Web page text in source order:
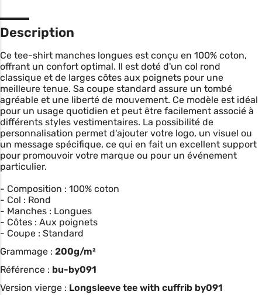
Description
Ce tee-shirt manches longues est conçu en 100% coton,
offrant un confort optimal. Il est doté d'un col rond
classique et de larges côtes aux poignets pour une
meilleure tenue. Sa coupe standard assure un tombé
agréable et une liberté de mouvement. Ce modèle est idéal
pour un usage quotidien et peut être facilement associé à
différents styles vestimentaires. La possibilité de
personnalisation permet d'ajouter votre logo, un visuel ou
un message spécifique, ce qui en fait un excellent support
pour promouvoir votre marque ou pour un événement
particulier.
- Composition : 100% coton
- Col : Rond
- Manches : Longues
- Côtes : Aux poignets
- Coupe : Standard
Grammage : 200g/m²
Référence : bu-by091
Version vierge : Longsleeve tee with cuffrib by091